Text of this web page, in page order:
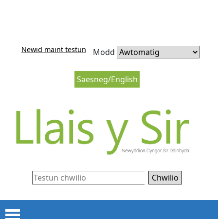
Saesneg/English
Newid maint testun Modd
Chwilio